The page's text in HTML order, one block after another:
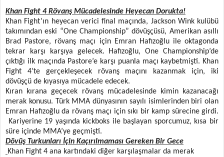
Khan Fight 4 Rövanş Mücadelesinde Heyecan Dorukta!
Khan Fight’ın heyecan verici final maçında, Jackson Wink kulübü
takımından eski “One Championship” dövüşçüsü, Amerikan asıllı
Brad Pastore, rövanş maçı için Emran Hafızoğlu ile oktagonda
tekrar karşı karşıya gelecek. Hafızoğlu, One Championship’de
çıktığı ilk maçında Pastore’e karşı puanla maçı kaybetmişti. Khan
Fight 4’te gerçekleşecek rövanş maçını kazanmak için, iki
dövüşçü de kıyasıya mücadele edecek.
Kıran kırana geçecek rövanş mücadelesinde kimin kazanacağı
merak konusu. Türk MMA dünyasının sayılı isimlerinden biri olan
Emran Hafızoğlu da rövanş maçı için sıkı bir kamp sürecine girdi.
Kariyerine 19 yaşında kickboks ile başlayan sporcumuz, kısa bir
süre içinde MMA’ye geçmişti.
Dövüş Turkunları İçin Kaçırılmaması Gereken Bir Gece
Khan Fight 4 ana kartındaki diğer karşılaşmalar da merak